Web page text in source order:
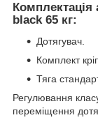
Комплектація
black 65 кг:
Дотягувач.
Комплект
Тяга
Регулювання
переміщення